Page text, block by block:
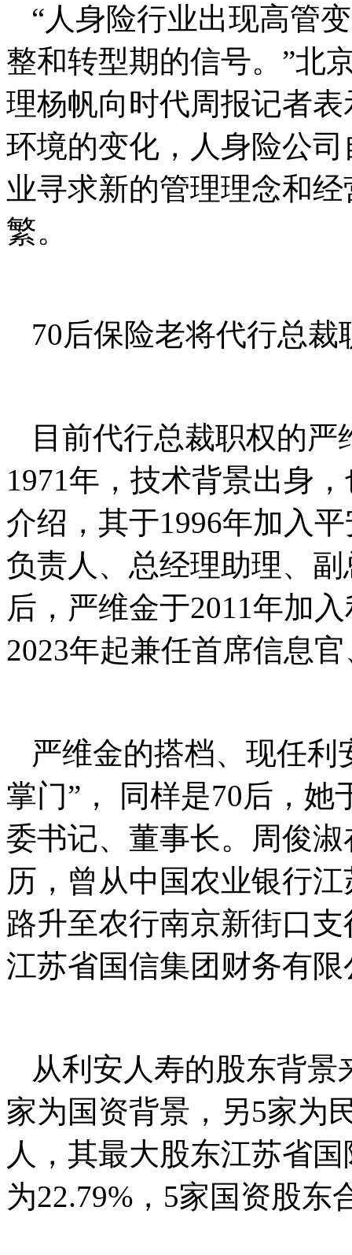
“人身险行业出现高管
整和转型期的信号。”北
理杨帆向时代周报记者
环境的变化，人身险公
业寻求新的管理理念和
繁。
70后保险老将代行总裁
目前代行总裁职权的严
1971年，技术背景出身
介绍，其于1996年加入
负责人、总经理助理、
后，严维金于2011年加
2023年起兼任首席信息
严维金的搭档、现任利
掌门”， 同样是70后，她
委书记、董事长。周俊
历，曾从中国农业银行
路升至农行南京新街口
江苏省国信集团财务有
从利安人寿的股东背景
家为国资背景，另5家为
人，其最大股东江苏省
为22.79%，5家国资股东